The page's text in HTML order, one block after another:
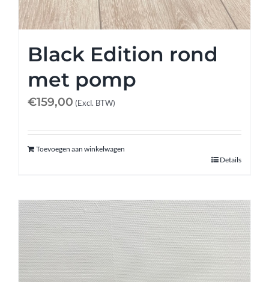
Black Edition rond
met pomp
€159,00 (Excl. BTW)
Toevoegen aan winkelwagen
Details